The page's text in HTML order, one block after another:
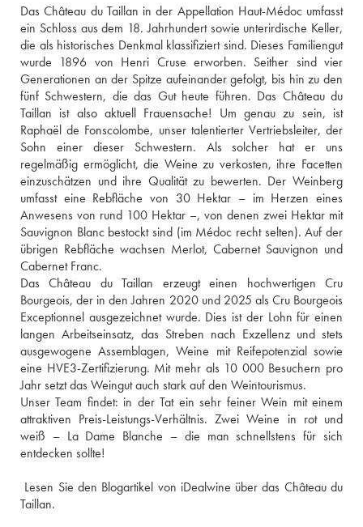
Das Château du Taillan in der Appellation Haut-Médoc umfasst
ein Schloss aus dem 18. Jahrhundert sowie unterirdische Keller,
die als historisches Denkmal klassifiziert sind. Dieses Familiengut
wurde 1896 von Henri Cruse erworben. Seither sind vier
Generationen an der Spitze aufeinander gefolgt, bis hin zu den
fünf Schwestern, die das Gut heute führen. Das Château du
Taillan ist also aktuell Frauensache! Um genau zu sein, ist
Raphaël de Fonscolombe, unser talentierter Vertriebsleiter, der
Sohn einer dieser Schwestern. Als solcher hat er uns
regelmäßig ermöglicht, die Weine zu verkosten, ihre Facetten
einzuschätzen und ihre Qualität zu bewerten. Der Weinberg
umfasst eine Rebfläche von 30 Hektar – im Herzen eines
Anwesens von rund 100 Hektar –, von denen zwei Hektar mit
Sauvignon Blanc bestockt sind (im Médoc recht selten). Auf der
übrigen Rebfläche wachsen Merlot, Cabernet Sauvignon und
Cabernet Franc.
Das Château du Taillan erzeugt einen hochwertigen Cru
Bourgeois, der in den Jahren 2020 und 2025 als Cru Bourgeois
Exceptionnel ausgezeichnet wurde. Dies ist der Lohn für einen
langen Arbeitseinsatz, das Streben nach Exzellenz und stets
ausgewogene Assemblagen, Weine mit Reifepotenzial sowie
eine HVE3-Zertifizierung. Mit mehr als 10 000 Besuchern pro
Jahr setzt das Weingut auch stark auf den Weintourismus.
Unser Team findet: in der Tat ein sehr feiner Wein mit einem
attraktiven Preis-Leistungs-Verhältnis. Zwei Weine in rot und
weiß – La Dame Blanche – die man schnellstens für sich
entdecken sollte!
Lesen Sie den Blogartikel von iDealwine über das Château du
Taillan.